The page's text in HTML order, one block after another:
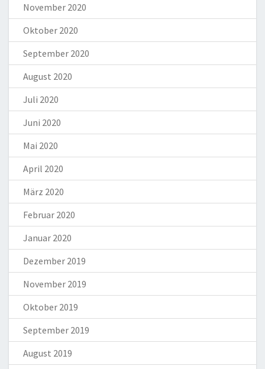
November 2020
Oktober 2020
September 2020
August 2020
Juli 2020
Juni 2020
Mai 2020
April 2020
März 2020
Februar 2020
Januar 2020
Dezember 2019
November 2019
Oktober 2019
September 2019
August 2019